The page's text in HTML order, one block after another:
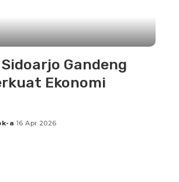
Gandeng
Ekonomi
a 16 Apr 2026